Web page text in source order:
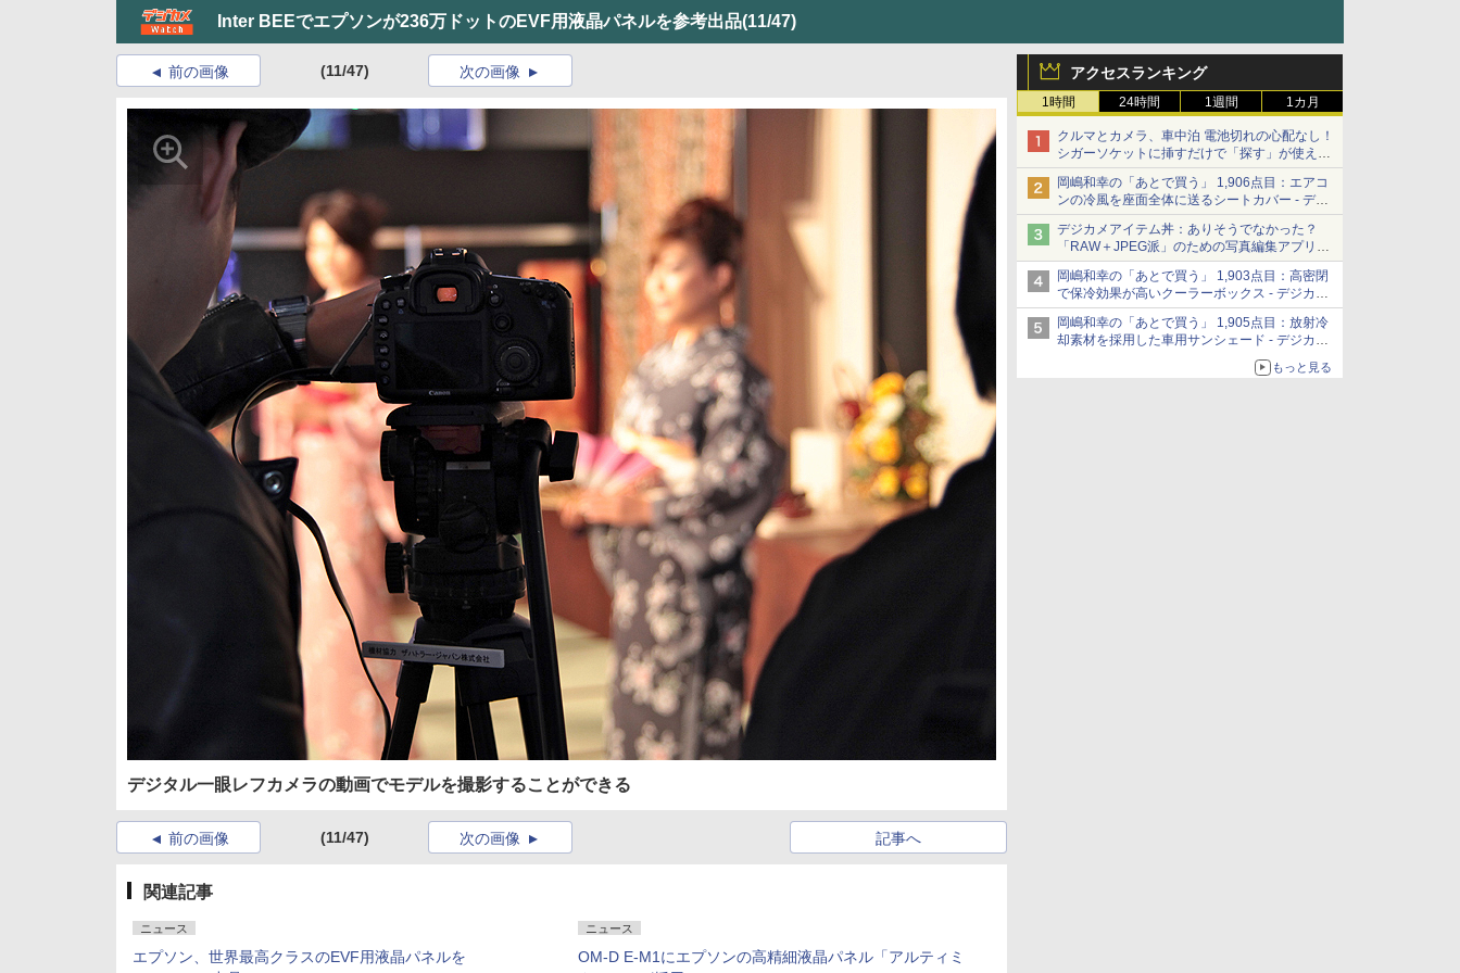
Inter BEEでエプソンが236万ドットのEVF用液晶パネルを参考出品(11/47)
アクセスランキング
1時間 24時間 1週間 1カ月
クルマとカメラ、車中泊 電池切れの心配なし！
シガーソケットに挿すだけで「探す」が使える
スマートタグ - デジカメ Watch
岡嶋和幸の「あとで買う」 1,906点目：エアコ
ンの冷風を座面全体に送るシートカバー - デジ
カメ Watch
デジカメアイテム丼：ありそうでなかった？
「RAW＋JPEG派」のための写真編集アプリ
カメラデフォルトのJPEGを大切にする
「Filmator」
岡嶋和幸の「あとで買う」 1,903点目：高密閉
で保冷効果が高いクーラーボックス - デジカメ
Watch
岡嶋和幸の「あとで買う」 1,905点目：放射冷
却素材を採用した車用サンシェード - デジカメ
もっと見る
前の画像 (11/47) 次の画像
デジタル一眼レフカメラの動画でモデルを撮影することができる
前の画像 (11/47) 記事へ
次の画像
関連記事
ニュース
エプソン、世界最高クラスのEVF用液晶パネルを
ニュース
OM-D E-M1にエプソンの高精細液晶パネル「アルティミ